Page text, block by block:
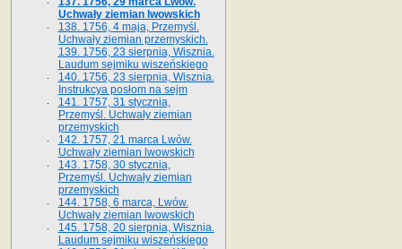
Uchwały ziemian lwowskich
138. 1756, 4 maja, Przemyśl.
Uchwały ziemian przemyskich.
139. 1756, 23 sierpnia, Wisznia.
Laudum sejmiku wiszeńskiego
140. 1756, 23 sierpnia, Wisznia.
Instrukcya posłom na sejm
141. 1757, 31 stycznia,
Przemyśl. Uchwały ziemian
przemyskich
142. 1757, 21 marca Lwów.
Uchwały ziemian lwowskich
143. 1758, 30 stycznia,
Przemyśl. Uchwały ziemian
przemyskich
144. 1758, 6 marca, Lwów.
Uchwały ziemian lwowskich
145. 1758, 20 sierpnia, Wisznia.
Laudum sejmiku wiszeńskiego